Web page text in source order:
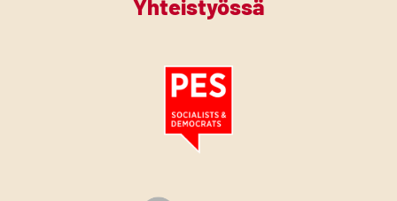
Yhteistyössä
Tutustu PES:n periaatejulistukseen